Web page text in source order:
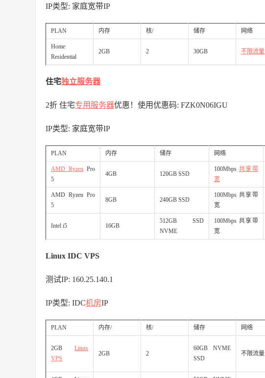
IP类型: 家庭宽带IP
PLAN 内存 核/ 储存 网络
Home
Residential
2GB 2 30GB 不限流量
住宅独立服务器
2折 住宅专用服务器优惠！使用优惠码: FZK0N06IGU
IP类型: 家庭宽带IP
PLAN 内存 储存 网络
AMD Ryzen Pro
5
4GB 120GB SSD
100Mbps 共享带
宽
AMD Ryzen Pro
5
8GB 240GB SSD
100Mbps 共享带
宽
Intel i5 16GB
512GB SSD
NVME
100Mbps 共享带
宽
Linux IDC VPS
测试IP: 160.25.140.1
IP类型: IDC机房IP
PLAN 内存/ 核/ 储存 网络
2GB Linux
VPS
2GB 2
60GB NVME
SSD
不限流量